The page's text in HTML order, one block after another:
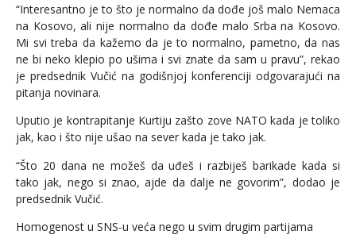
“Interesantno je to što je normalno da dođe još malo Nemaca
na Kosovo, ali nije normalno da dođe malo Srba na Kosovo.
Mi svi treba da kažemo da je to normalno, pametno, da nas
ne bi neko klepio po ušima i svi znate da sam u pravu”, rekao
je predsednik Vučić na godišnjoj konferenciji odgovarajući na
pitanja novinara.
Uputio je kontrapitanje Kurtiju zašto zove NATO kada je toliko
jak, kao i što nije ušao na sever kada je tako jak.
“Što 20 dana ne možeš da uđeš i razbiješ barikade kada si
tako jak, nego si znao, ajde da dalje ne govorim”, dodao je
predsednik Vučić.
Homogenost u SNS-u veća nego u svim drugim partijama